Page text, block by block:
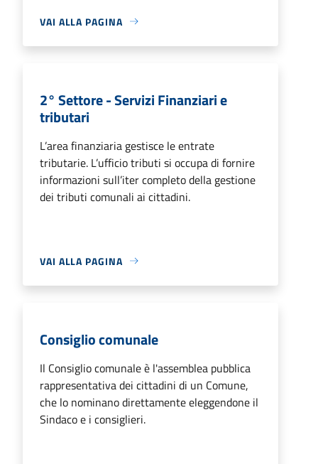
VAI ALLA PAGINA
2° Settore - Servizi Finanziari e
tributari
L’area finanziaria gestisce le entrate
tributarie. L’ufficio tributi si occupa di fornire
informazioni sull’iter completo della gestione
dei tributi comunali ai cittadini.
VAI ALLA PAGINA
Consiglio comunale
Il Consiglio comunale è l'assemblea pubblica
rappresentativa dei cittadini di un Comune,
che lo nominano direttamente eleggendone il
Sindaco e i consiglieri.